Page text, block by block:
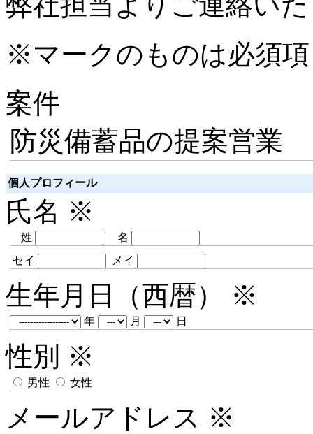
※マークのものは必須
案件
防災備蓄品の提案営業
個人プロフィール
氏名 ※
姓
名
セイ
メイ
生年月日（西暦） ※
年 月 日
性別 ※
男性 女性
メールアドレス ※